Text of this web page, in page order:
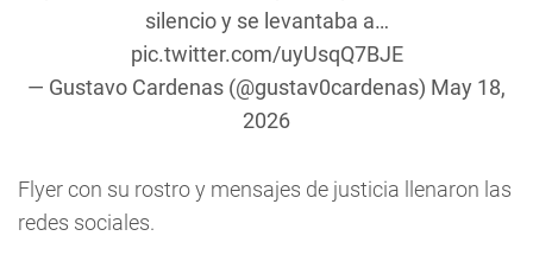
silencio y se levantaba a…
pic.twitter.com/uyUsqQ7BJE
— Gustavo Cardenas (@gustav0cardenas) May 18,
2026
Flyer con su rostro y mensajes de justicia llenaron las
redes sociales.